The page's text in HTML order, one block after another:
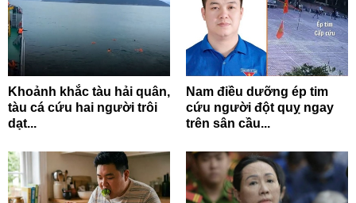
Khoảnh khắc tàu hải quân,
tàu cá cứu hai người trôi
dạt...
Nam điều dưỡng ép tim
cứu người đột quỵ ngay
trên sân cầu...